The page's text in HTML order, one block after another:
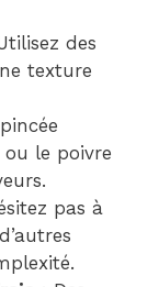
des
texture
ou le poivre
pas à